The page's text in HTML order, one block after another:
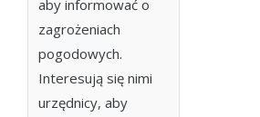
aby informować o
zagrożeniach
pogodowych.
Interesują się nimi
urzędnicy, aby